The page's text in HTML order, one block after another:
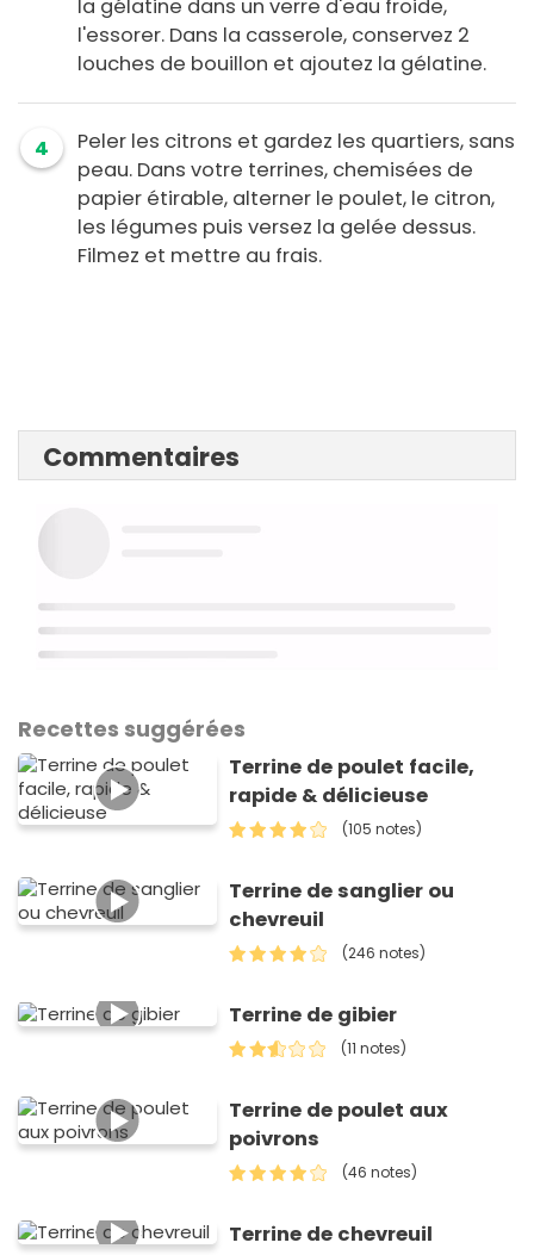
la gélatine dans un verre d'eau froide,
l'essorer. Dans la casserole, conservez 2
louches de bouillon et ajoutez la gélatine.
4
Peler les citrons et gardez les quartiers, sans
peau. Dans votre terrines, chemisées de
papier étirable, alterner le poulet, le citron,
les légumes puis versez la gelée dessus.
Filmez et mettre au frais.
Commentaires
Recettes suggérées
Terrine de poulet facile,
rapide & délicieuse
(105 notes)
Terrine de sanglier ou
chevreuil
(246 notes)
Terrine de gibier
(11 notes)
Terrine de poulet aux
poivrons
(46 notes)
Terrine de chevreuil